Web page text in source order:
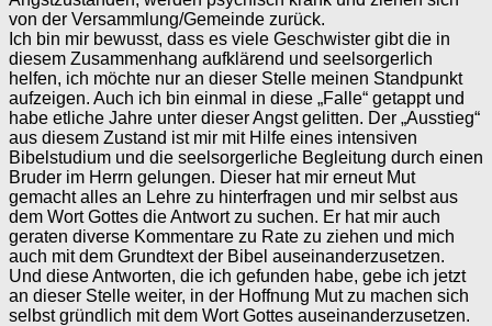
von der Versammlung/Gemeinde zurück.
Ich bin mir bewusst, dass es viele Geschwister gibt die in
diesem Zusammenhang aufklärend und seelsorgerlich
helfen, ich möchte nur an dieser Stelle meinen Standpunkt
aufzeigen. Auch ich bin einmal in diese „Falle“ getappt und
habe etliche Jahre unter dieser Angst gelitten. Der „Ausstieg“
aus diesem Zustand ist mir mit Hilfe eines intensiven
Bibelstudium und die seelsorgerliche Begleitung durch einen
Bruder im Herrn gelungen. Dieser hat mir erneut Mut
gemacht alles an Lehre zu hinterfragen und mir selbst aus
dem Wort Gottes die Antwort zu suchen. Er hat mir auch
geraten diverse Kommentare zu Rate zu ziehen und mich
auch mit dem Grundtext der Bibel auseinanderzusetzen.
Und diese Antworten, die ich gefunden habe, gebe ich jetzt
an dieser Stelle weiter, in der Hoffnung Mut zu machen sich
selbst gründlich mit dem Wort Gottes auseinanderzusetzen.